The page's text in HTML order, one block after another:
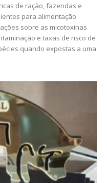
de ração, fazendas e
para alimentação
sobre as micotoxinas
e taxas de risco de
quando expostas a uma